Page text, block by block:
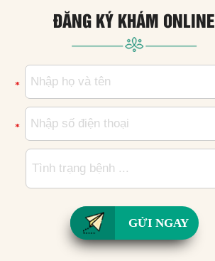
ĐĂNG KÝ KHÁM ONLINE
*
*
GỬI NGAY